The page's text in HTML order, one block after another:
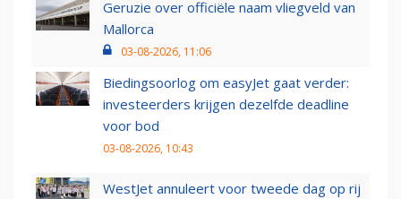
Geruzie over officiële naam vliegveld van
Mallorca
03-08-2026, 11:06
Biedingsoorlog om easyJet gaat verder:
investeerders krijgen dezelfde deadline
voor bod
03-08-2026, 10:43
WestJet annuleert voor tweede dag op rij